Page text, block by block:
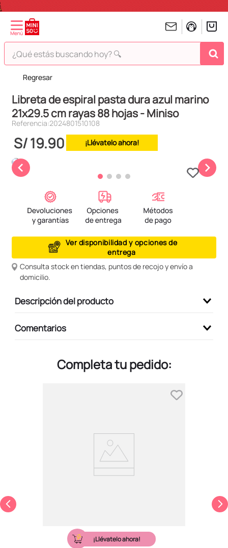
¿Qué estás buscando hoy? 🔍
Regresar
Libreta de espiral pasta dura azul marino
21x29.5 cm rayas 88 hojas - Miniso
Referencia:2024801510108
S/19.90 ¡Llévatelo ahora!
Ver disponibilidad y opciones de
entrega
Consulta stock en tiendas, puntos de recojo y envío a
domicilio.
Descripción del producto
Comentarios
Completa tu pedido:
¡Llévatelo ahora!
TÉRMINOS MÁS BUSCADOS
1 .
peluches
2.
hello kitty
4.
chiikawas
.
my melody
tomatodo
stitch
9.
peluche
10. kuromi